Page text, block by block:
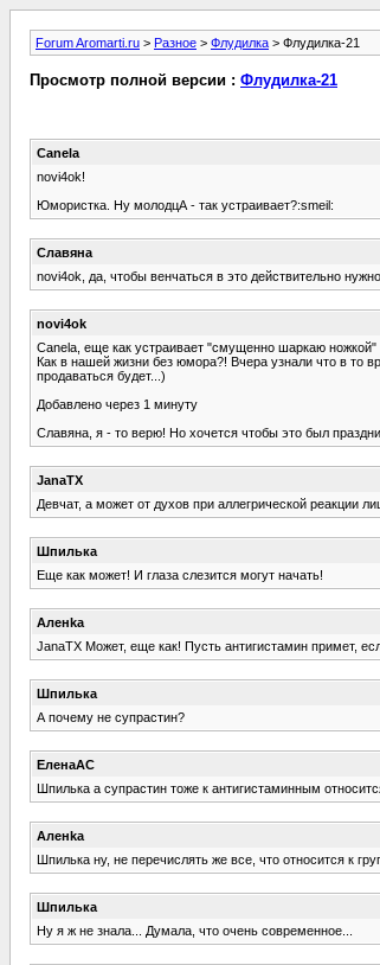
Forum Aromarti.ru > Разное > Флудилка > Флудилка-21
Просмотр полной версии : Флудилка-21
Canela
novi4ok!
Юмористка. Ну молодцА - так устраивает?:smeil:
Славяна
novi4ok, да, чтобы венчаться в это действительно
novi4ok
Canela, еще как устраивает "смущенно шаркаю ножкой"
Как в нашей жизни без юмора?! Вчера узнали что в то
продаваться будет...)
Добавлено через 1 минуту
Славяна, я - то верю! Но хочется чтобы это был
JanaTX
Девчат, а может от духов при аллегрической реакции
Шпилька
Еще как может! И глаза слезится могут начать!
Аленka
JanaTX Может, еще как! Пусть антигистамин примет,
Шпилька
А почему не супрастин?
ЕленаАС
Шпилька а супрастин тоже к антигистаминным
Аленka
Шпилька ну, не перечислять же все, что относится к
Шпилька
Ну я ж не знала... Думала, что очень современное...